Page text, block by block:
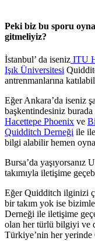
Peki biz bu sporu
gitmeliyiz?
İstanbul’ da iseniz ITU
Işık Üniversitesi
antrenmanlarına
Eğer Ankara’da iseniz
başkentindesiniz
Hacettepe Phoenix ve
Quidditch Derneği ile
bilgi alabilir hemen
Bursa’da yaşıyorsanız
takımıyla iletişime
Eğer Quidditch ilginizi
bir takım yok ise
Derneği ile iletişime
olan her türlü bilgiyi ve
Türkiye’nin her yerinde